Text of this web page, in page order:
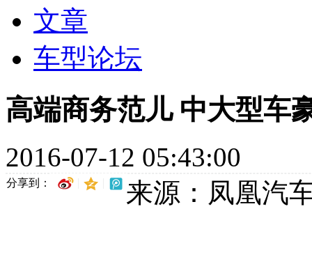
文章
车型论坛
高端商务范儿 中大型车
2016-07-12 05:43:00
分享到： 来源：凤凰汽